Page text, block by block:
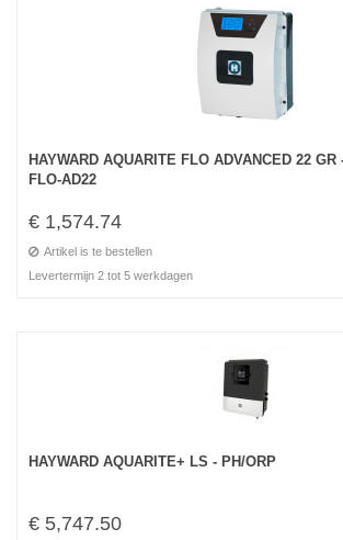
HAYWARD AQUARITE FLO ADVANCED 22 GR
FLO-AD22
€ 1,574.74
Artikel is te bestellen
Levertermijn 2 tot 5 werkdagen
HAYWARD AQUARITE+ LS - PH/ORP
€ 5,747.50